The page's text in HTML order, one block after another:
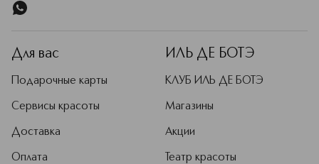
эпидермис. Он защищает верхние
кожные слои от воспаления и
раздражения, а также насыщает
водой. Чувственный аромат мыла
подарит вашей коже нежность и
Подробнее
Для вас
Подарочные карты
Сервисы красоты
Доставка
Оплата
ИЛЬ ДЕ БОТЭ
КЛУБ ИЛЬ ДЕ БОТЭ
Магазины
Акции
Театр красоты